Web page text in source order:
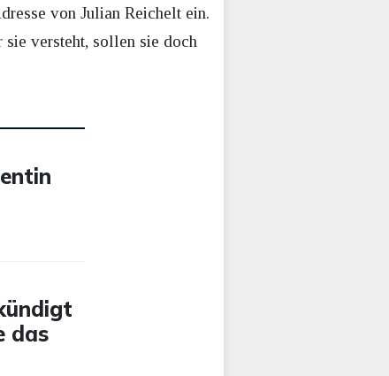
von Julian Reichelt ein.
sie versteht, sollen sie doch
das